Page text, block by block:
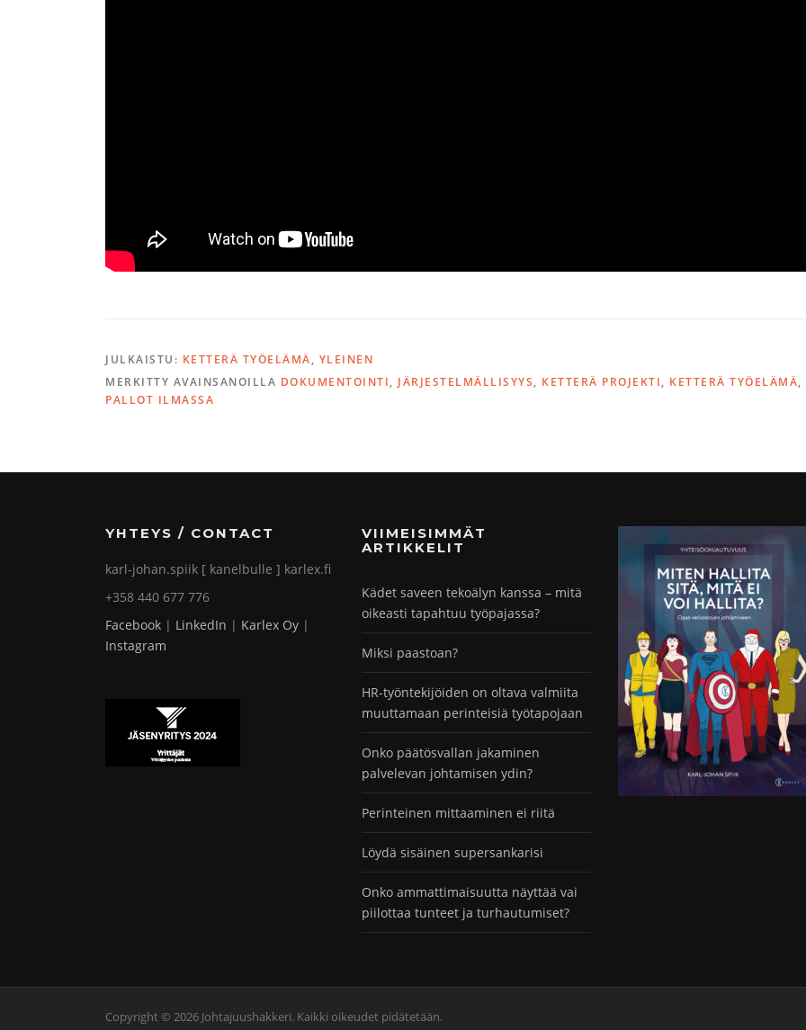
JULKAISTU: KETTERÄ TYÖELÄMÄ, YLEINEN
MERKITTY AVAINSANOILLA DOKUMENTOINTI, JÄRJESTELMÄLLISYYS, KETTERÄ PROJEKTI, KETTERÄ TYÖELÄMÄ,
PALLOT ILMASSA
YHTEYS / CONTACT
karl-johan.spiik [ kanelbulle ] karlex.fi
+358 440 677 776
Facebook | LinkedIn | Karlex Oy |
Instagram
VIIMEISIMMÄT
ARTIKKELIT
Kädet saveen tekoälyn kanssa – mitä
oikeasti tapahtuu työpajassa?
Miksi paastoan?
HR-työntekijöiden on oltava valmiita
muuttamaan perinteisiä työtapojaan
Onko päätösvallan jakaminen
palvelevan johtamisen ydin?
Perinteinen mittaaminen ei riitä
Löydä sisäinen supersankarisi
Onko ammattimaisuutta näyttää vai
piilottaa tunteet ja turhautumiset?
Copyright © 2026 Johtajuushakkeri. Kaikki oikeudet pidätetään.